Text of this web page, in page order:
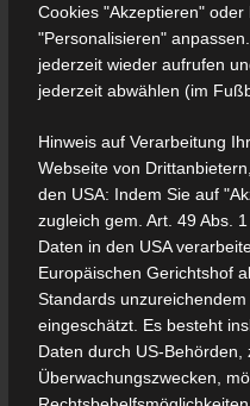
Radtour 2015
3. September 2015
Mit dem Fahrrad
langen Strecke bei
Cookies "Akzeptieren"
"Personalisieren"
jederzeit wieder aufrufen
jederzeit abwählen (im
Hinweis auf Verarbeitung
Webseite von
den USA: Indem Sie auf
zugleich gem. Art. 49 Abs.
Daten in den USA
Europäischen Gerichtshof
Standards
eingeschätzt. Es besteht
Daten durch US-Behörden,
Überwachungszwecken,